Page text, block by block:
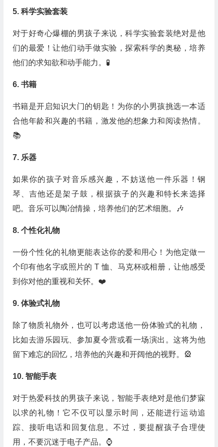
5. 科学实验套装
对于好奇心爆棚的男孩子来说，科学实验套装绝对是他
们的最爱！让他们动手做实验，探索科学的奥秘，培养
他们的求知欲和动手能力。🧪
6. 书籍
书籍是开启知识大门的钥匙！为你的小男孩挑选一本适
合他年龄和兴趣的书籍，激发他的想象力和阅读热情。
📚
7. 乐器
如果你的孩子对音乐感兴趣，不妨送他一件乐器！钢
琴、吉他还是架子鼓，根据孩子的兴趣和特长来选择
吧。音乐可以陶冶情操，培养他们的艺术细胞。🎶
8. 个性化礼物
一份个性化的礼物更能表达你的爱和用心！为他定做一
个印有他名字或照片的 T 恤、马克杯或相册，让他感受
到你对他的重视和关怀。❤️
9. 体验式礼物
除了物质礼物外，也可以考虑送他一份体验式的礼物，
比如去游乐园玩、参加夏令营或看一场演出。这将为他
留下难忘的回忆，培养他的兴趣和开阔他的视野。🎡
10. 智能手表
对于热爱科技的男孩子来说，智能手表绝对是他们梦寐
以求的礼物！它不仅可以显示时间，还能进行运动追
踪、接听电话和回复信息。不过，要提醒孩子合理使
用，不要沉迷于电子产品。⌚️